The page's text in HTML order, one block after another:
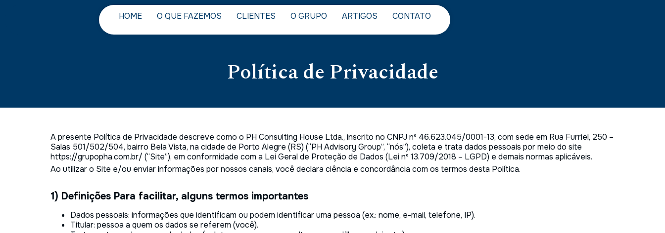
HOME O QUE FAZEMOS CLIENTES O GRUPO ARTIGOS CONTATO
Política de Privacidade
A presente Política de Privacidade descreve como o PH Consulting House Ltda., inscrito no CNPJ nº 46.623.045/0001-13, com sede em Rua Furriel, 250 –
Salas 501/502/504, bairro Bela Vista, na cidade de Porto Alegre (RS) (“PH Advisory Group”, “nós”), coleta e trata dados pessoais por meio do site
https://grupopha.com.br/ (“Site”), em conformidade com a Lei Geral de Proteção de Dados (Lei nº 13.709/2018 – LGPD) e demais normas aplicáveis.
Ao utilizar o Site e/ou enviar informações por nossos canais, você declara ciência e concordância com os termos desta Política.
1) Definições Para facilitar, alguns termos importantes
Dados pessoais: informações que identificam ou podem identificar uma pessoa (ex.: nome, e-mail, telefone, IP).
Titular: pessoa a quem os dados se referem (você).